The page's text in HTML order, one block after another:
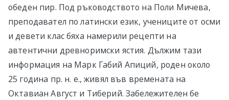
обеден пир. Под ръководството на Поли Мичева,
преподавател по латински език, учениците от осми
и девети клас бяха намерили рецепти на
автентични древноримски ястия. Дължим тази
информация на Марк Габий Апиций, роден около
25 година пр. н. е., живял във времената на
Октавиан Август и Тиберий. Забележителен бе